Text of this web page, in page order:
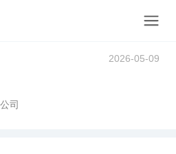
2026-05-09
司